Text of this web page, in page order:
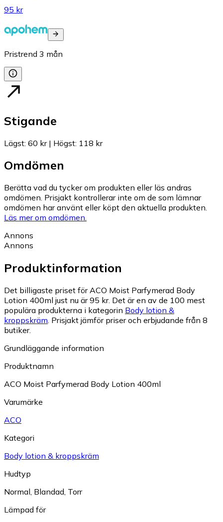
95 kr
Pristrend 3 mån
Stigande
Lägst: 60 kr| Högst: 118 kr
Omdömen
Berätta vad du tycker om produkten eller läs andras
omdömen. Prisjakt kontrollerar inte om de som lämnar
omdömen har använt eller köpt den aktuella produkten.
Läs mer om omdömen.
Annons
Annons
Produktinformation
Det billigaste priset för ACO Moist Parfymerad Body
Lotion 400ml just nu är 95 kr. Det är en av de 100 mest
populära produkterna i kategorin Body lotion &
kroppskräm. Prisjakt jämför priser och erbjudande från 8
butiker.
Grundläggande information
Produktnamn
ACO Moist Parfymerad Body Lotion 400ml
Varumärke
ACO
Kategori
Body lotion & kroppskräm
Hudtyp
Normal, Blandad, Torr
Lämpad för